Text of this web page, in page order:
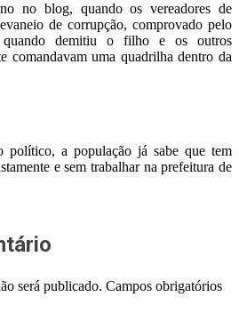
no blog, quando os vereadores de
de corrupção, comprovado pelo
demitiu o filho e os outros
comandavam uma quadrilha dentro da
político, a população já sabe que tem
e sem trabalhar na prefeitura de
será publicado. Campos obrigatórios